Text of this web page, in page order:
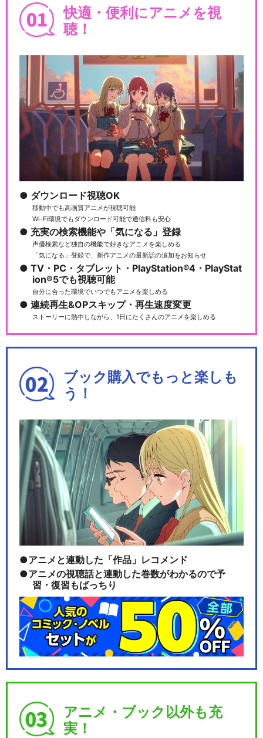
快適・便利にアニメを視
聴！
ダウンロード視聴OK
移動中でも高画質アニメが視聴可能
Wi-Fi環境でもダウンロード可能で通信料も安心
充実の検索機能や「気になる」登録
声優検索など独自の機能で好きなアニメを楽しめる
「気になる」登録で、新作アニメの最新話の追加をお知らせ
TV・PC・タブレット・PlayStation®4・PlayStat
ion®5でも視聴可能
自分に合った環境でいつでもアニメを楽しめる
連続再生&OPスキップ・再生速度変更
ストーリーに熱中しながら、1日にたくさんのアニメを楽しめる
ブック購入でもっと楽しも
う！
アニメと連動した「作品」レコメンド
アニメの視聴話と連動した巻数がわかるので予
習・復習もばっちり
アニメ・ブック以外も充
実！